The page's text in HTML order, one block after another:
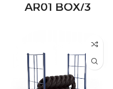
AR01 BOX/3